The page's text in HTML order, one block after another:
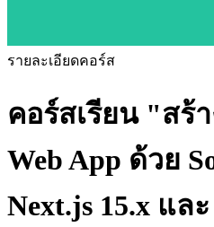
รายละเอียดคอร์ส
คอร์สเรียน "สร้า
Web App ด้วย
Next.js 15.x แล